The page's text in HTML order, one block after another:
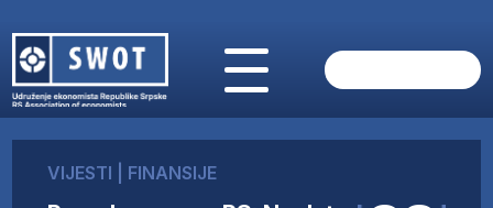
O NAMA
VIJESTI FINANSIJE